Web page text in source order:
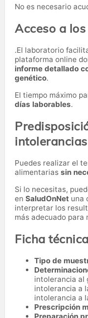
No es necesario
Acceso a
.El laboratorio
plataforma online
informe detallado
genético.
El tiempo máximo
días laborables.
Puedes realizar el
alimentarias sin
Si lo necesitas,
en SaludOnNet una
interpretar los
más adecuado para
Ficha
Tipo de
intolerancia al
intolerancia a
intolerancia a
Prescripción